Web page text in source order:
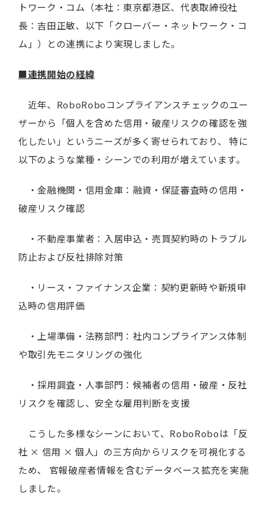
トワーク・コム（本社：東京都港区、代表取締役社
長：吉田正敏、以下「クローバー・ネットワーク・コ
ム」）との連携により実現しました。
■連携開始の経緯
近年、RoboRoboコンプライアンスチェックのユー
ザーから「個人を含めた信用・破産リスクの確認を強
化したい」というニーズが多く寄せられており、 特に
以下のような業種・シーンでの利用が増えています。
・金融機関・信用金庫：融資・保証審査時の信用・
破産リスク確認
・不動産事業者：入居申込・売買契約時のトラブル
防止および反社排除対策
・リース・ファイナンス企業：契約更新時や新規申
込時の信用評価
・上場準備・法務部門：社内コンプライアンス体制
や取引先モニタリングの強化
・採用調査・人事部門：候補者の信用・破産・反社
リスクを確認し、安全な雇用判断を支援
こうした多様なシーンにおいて、RoboRoboは「反
社 × 信用 × 個人」の三方向からリスクを可視化する
ため、 官報破産者情報を含むデータベース拡充を実施
しました。